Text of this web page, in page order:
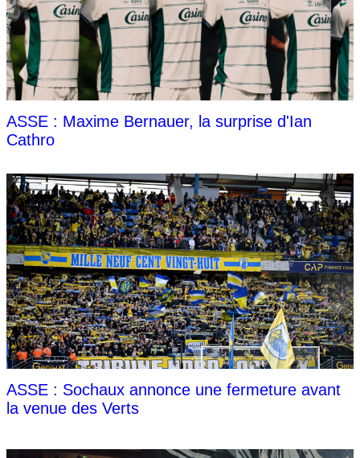
ASSE : Maxime Bernauer, la surprise d'Ian
Cathro
ASSE : Sochaux annonce une fermeture avant
la venue des Verts